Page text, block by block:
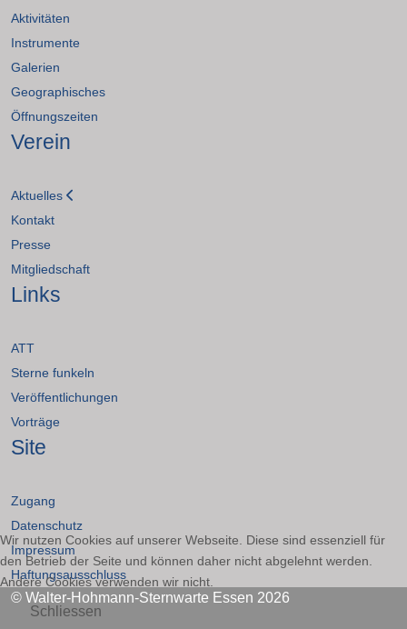
Aktivitäten
Instrumente
Galerien
Geographisches
Öffnungszeiten
Verein
Aktuelles
Kontakt
Presse
Mitgliedschaft
Links
ATT
Sterne funkeln
Veröffentlichungen
Vorträge
Site
Zugang
Datenschutz
Impressum
Haftungsausschluss
© Walter-Hohmann-Sternwarte Essen 2026
Wir nutzen Cookies auf unserer Webseite. Diese sind essenziell für
den Betrieb der Seite und können daher nicht abgelehnt werden.
Andere Cookies verwenden wir nicht.
Schliessen